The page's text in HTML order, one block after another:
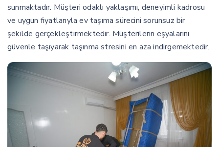
sunmaktadır. Müşteri odaklı yaklaşımı, deneyimli kadrosu
ve uygun fiyatlarıyla ev taşıma sürecini sorunsuz bir
şekilde gerçekleştirmektedir. Müşterilerin eşyalarını
güvenle taşıyarak taşınma stresini en aza indirgemektedir.